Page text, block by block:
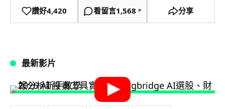
讚好4,420 看留言1,568 ↗ 分享
最新影片